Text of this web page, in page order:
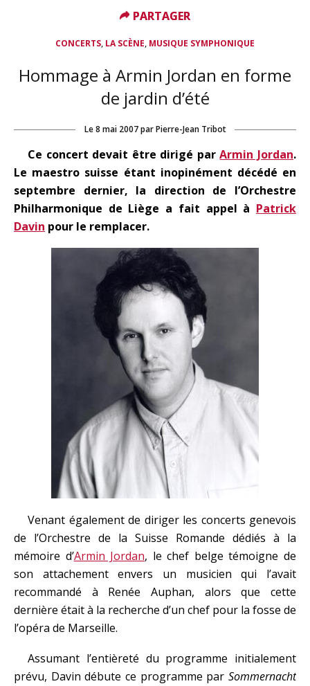
CONCERTS, LA SCÈNE, MUSIQUE SYMPHONIQUE
Hommage à Armin Jordan en forme
de jardin d’été
Le8 mai 2007 par Pierre-Jean Tribot
Ce concert devait être dirigé parArmin Jordan.
Le maestro suisse étant inopinément décédé en
septembre dernier, la direction de l’Orchestre
Philharmonique de Liège a fait appel à Patrick
Davin pour le remplacer.
Venant également de diriger les concerts genevois
de l’Orchestre de la Suisse Romande dédiés à la
mémoire d’Armin Jordan, le chef belge témoigne de
son attachement envers un musicien qui l’avait
recommandé à Renée Auphan, alors que cette
dernière était à la recherche d’un chef pour la fosse de
l’opéra de Marseille.
Assumant l’entièreté du programme initialement
prévu, Davin débute ce programme par Sommernacht
PARTAGER
PARTAGER